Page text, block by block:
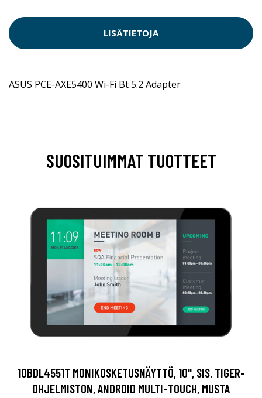
LISÄTIETOJA
ASUS PCE-AXE5400 Wi-Fi Bt 5.2 Adapter
SUOSITUIMMAT TUOTTEET
10BDL4551T MONIKOSKETUSNÄYTTÖ, 10", SIS. TIGER-
OHJELMISTON, ANDROID MULTI-TOUCH, MUSTA